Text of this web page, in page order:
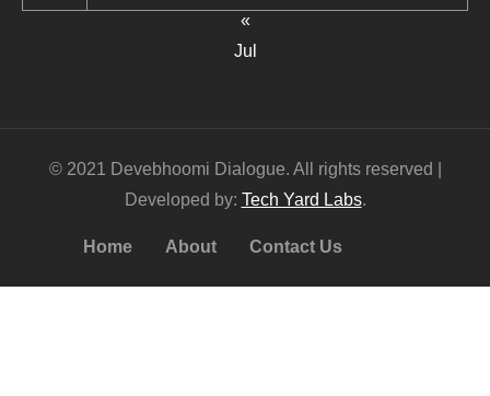
«
Jul
© 2021 Devebhoomi Dialogue. All rights reserved |
Developed by: Tech Yard Labs.
Home About Contact Us